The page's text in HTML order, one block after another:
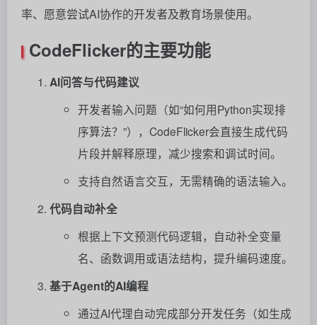
率、愿意尝试AI协作的开发者及教育场景使用。
CodeFlicker的主要功能
AI问答与代码建议
开发者输入问题（如“如何用Python实现排
序算法？”），CodeFlicker会直接生成代码
片段并解释原理，减少搜索和调试时间。
支持自然语言交互，无需精确的语法输入。
代码自动补全
根据上下文预测代码逻辑，自动补全变量
名、函数调用或语法结构，提升编码速度。
基于Agent的AI编程
通过AI代理自动完成部分开发任务（如生成